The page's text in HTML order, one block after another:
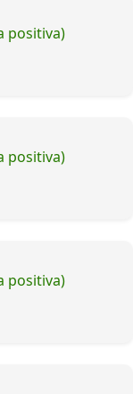
positiva)
positiva)
positiva)